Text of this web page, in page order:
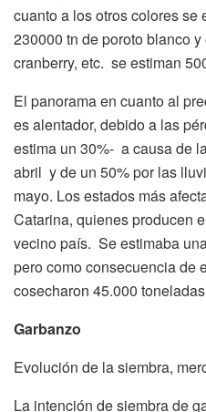
cuanto a los otros colores se
230000 tn de poroto blanco
cranberry, etc. se estiman
El panorama en cuanto al
es alentador, debido a las
estima un 30%- a causa de
abril y de un 50% por las
mayo. Los estados más
Catarina, quienes producen
vecino país. Se estimaba
pero como consecuencia de
cosecharon 45.000
Garbanzo
Evolución de la siembra,
La intención de siembra de